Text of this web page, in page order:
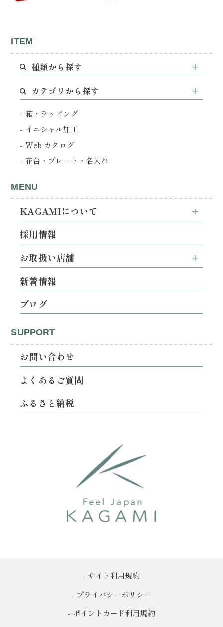
ITEM
種類から探す
カテゴリから探す
箱・ラッピング
イニシャル加工
Web カタログ
花台・プレート・名入れ
MENU
KAGAMIについて
採用情報
お取扱い店舗
新着情報
ブログ
SUPPORT
お問い合わせ
よくあるご質問
ふるさと納税
- サイト利用規約
- プライバシーポリシー
- ポイントカード利用規約